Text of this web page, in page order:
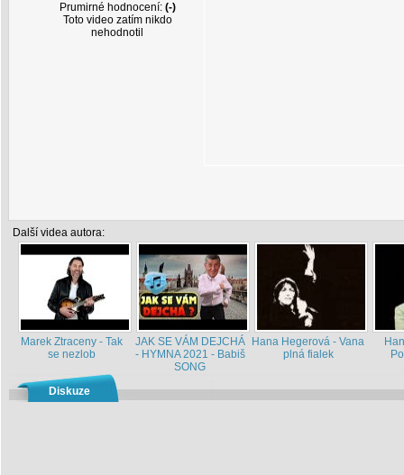
Prumirné hodnocení: (-)
Toto video zatím nikdo
nehodnotil
Další videa autora:
Marek Ztraceny - Tak
se nezlob
JAK SE VÁM DEJCHÁ
- HYMNA 2021 - Babiš
SONG
Hana Hegerová - Vana
plná fialek
Diskuze